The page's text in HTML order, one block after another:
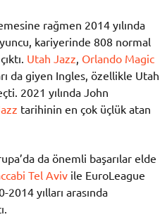
rağmen 2014 yılında
kariyerinde 808 normal
Utah Jazz Orlando Magic
da giyen Ingles, özellikle Utah
2021 yılında John
tarihinin en çok üçlük atan
da önemli başarılar elde
Tel Aviv ile EuroLeague
yılları arasında